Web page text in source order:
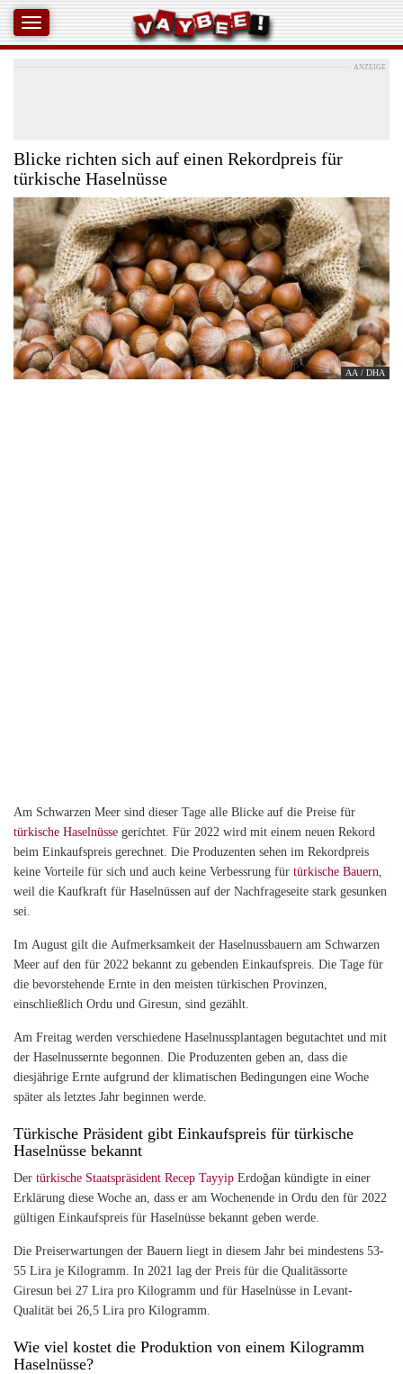
ANZEIGE
Blicke richten sich auf einen Rekordpreis für
türkische Haselnüsse
AA / DHA
Am Schwarzen Meer sind dieser Tage alle Blicke auf die Preise für
türkische Haselnüsse gerichtet. Für 2022 wird mit einem neuen Rekord
beim Einkaufspreis gerechnet. Die Produzenten sehen im Rekordpreis
keine Vorteile für sich und auch keine Verbessrung für türkische Bauern
weil die Kaufkraft für Haselnüssen auf der Nachfrageseite stark gesunken
sei.
Im August gilt die Aufmerksamkeit der Haselnussbauern am Schwarzen
Meer auf den für 2022 bekannt zu gebenden Einkaufspreis. Die Tage für
die bevorstehende Ernte in den meisten türkischen Provinzen,
einschließlich Ordu und Giresun, sind gezählt.
Am Freitag werden verschiedene Haselnussplantagen begutachtet und mit
der Haselnussernte begonnen. Die Produzenten geben an, dass die
diesjährige Ernte aufgrund der klimatischen Bedingungen eine Woche
später als letztes Jahr beginnen werde.
Türkische Präsident gibt Einkaufspreis für türkische
Haselnüsse bekannt
Der türkische Staatspräsident Recep Tayyip Erdoğan kündigte in einer
Erklärung diese Woche an, dass er am Wochenende in Ordu den für 2022
gültigen Einkaufspreis für Haselnüsse bekannt geben werde.
Die Preiserwartungen der Bauern liegt in diesem Jahr bei mindestens 53-
55 Lira je Kilogramm. In 2021 lag der Preis für die Qualitässorte
Giresun bei 27 Lira pro Kilogramm und für Haselnüsse in Levant-
Qualität bei 26,5 Lira pro Kilogramm.
Wie viel kostet die Produktion von einem Kilogramm
Haselnüsse?